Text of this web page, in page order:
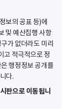
보의 공표 등)에
및 예산집행 사항
가 없더라도 미리
고 적극적으로 정
행정정보 공개를
다.
판으로 이동됩니